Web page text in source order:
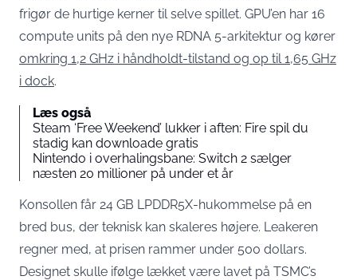
frigør de hurtige kerner til selve spillet. GPU’en har 16
compute units på den nye RDNA 5-arkitektur og kører
omkring 1,2 GHz i håndholdt-tilstand og op til 1,65 GHz
i dock.
Læs også
Steam ‘Free Weekend’ lukker i aften: Fire spil du
stadig kan downloade gratis
Nintendo i overhalingsbane: Switch 2 sælger
næsten 20 millioner på under et år
Konsollen får 24 GB LPDDR5X-hukommelse på en
bred bus, der teknisk kan skaleres højere. Leakeren
regner med, at prisen rammer under 500 dollars.
Designet skulle ifølge lækket være lavet på TSMC’s